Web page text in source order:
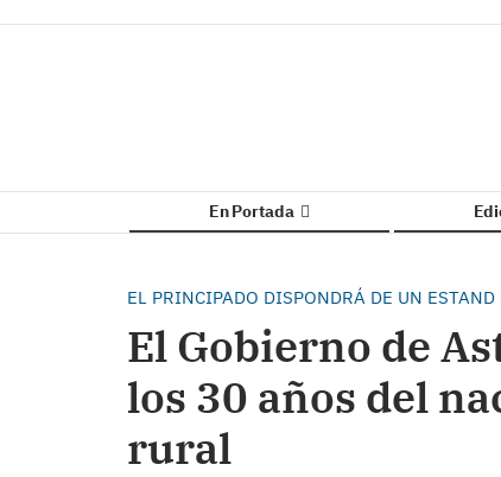
En Portada
EL PRINCIPADO DISPONDRÁ DE UN
El Gobierno de
los 30 años del
rural